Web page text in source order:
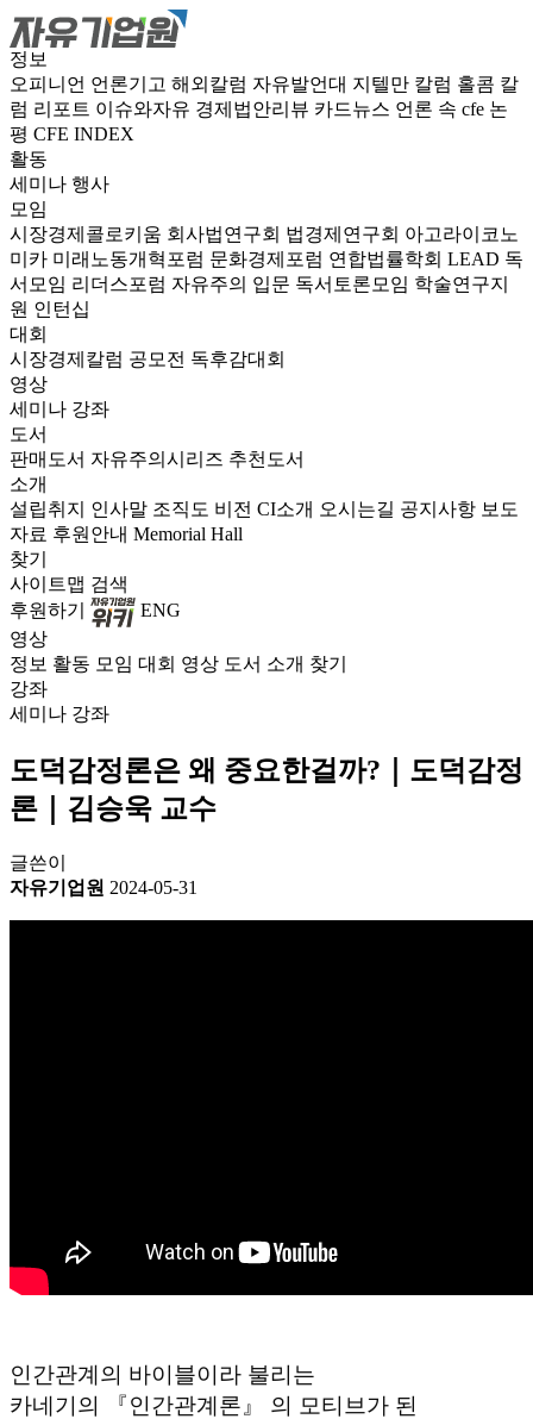
정보
오피니언 언론기고 해외칼럼 자유발언대 지텔만 칼럼 홀콤 칼
럼 리포트 이슈와자유 경제법안리뷰 카드뉴스 언론 속 cfe 논
평 CFE INDEX
활동
세미나 행사
모임
시장경제콜로키움 회사법연구회 법경제연구회 아고라이코노
미카 미래노동개혁포럼 문화경제포럼 연합법률학회 LEAD 독
서모임 리더스포럼 자유주의 입문 독서토론모임 학술연구지
원 인턴십
대회
시장경제칼럼 공모전 독후감대회
영상
세미나 강좌
도서
판매도서 자유주의시리즈 추천도서
소개
설립취지 인사말 조직도 비전 CI소개 오시는길 공지사항 보도
자료 후원안내 Memorial Hall
찾기
사이트맵 검색
후원하기
ENG
영상
정보 활동 모임 대회 영상 도서 소개 찾기
강좌
세미나 강좌
도덕감정론은 왜 중요한걸까?｜도덕감정
론｜김승욱 교수
글쓴이
자유기업원 2024-05-31
인간관계의 바이블이라 불리는
카네기의 『인간관계론』 의 모티브가 된